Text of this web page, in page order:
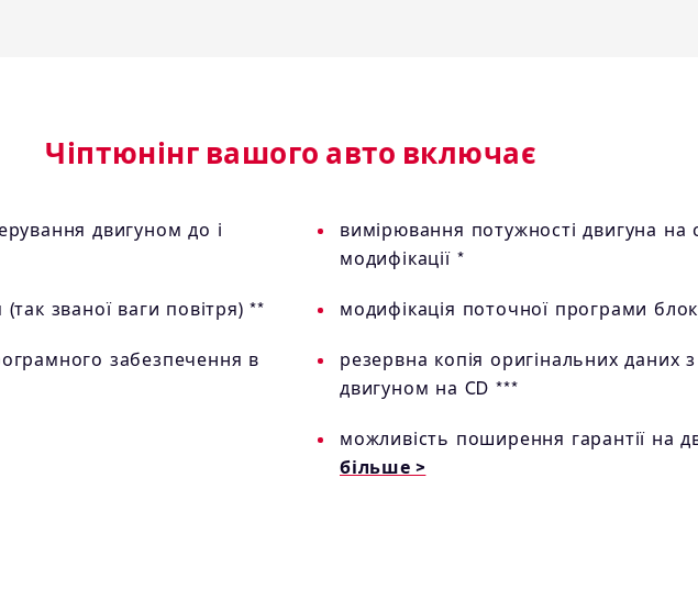
Чіптюнінг вашого авто включає
двигуном до і
вимірювання потужності двигуна на
модифікації *
званої ваги повітря) ** модифікація поточної програми
забезпечення в
резервна копія оригінальних даних
двигуном на CD ***
можливість поширення гарантії на
більше >